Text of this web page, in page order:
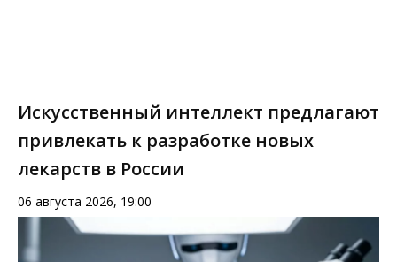
Искусственный интеллект предлагают
привлекать к разработке новых
лекарств в России
06 августа 2026, 19:00